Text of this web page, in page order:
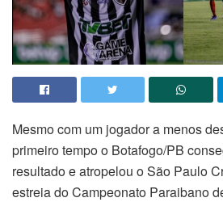
Mesmo com um jogador a menos
primeiro tempo o Botafogo/PB
resultado e atropelou o São Paulo
estreia do Campeonato Paraibano